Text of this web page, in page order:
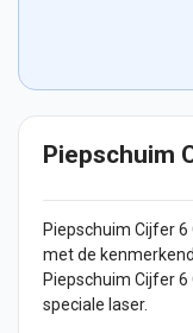
Piepschuim
Piepschuim Cijfer6
met de
Piepschuim Cijfer
speciale laser.